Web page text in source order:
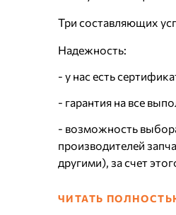
Три составляющих
Надежность:
- у нас есть
- гарантия на все
- возможность
производителей
другими), за счет
ЧИТАТЬ